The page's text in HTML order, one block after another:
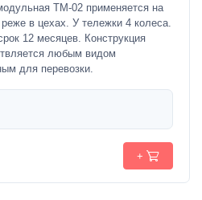
ТМ-02 применяется на
в цехах. У тележки 4 колеса.
12 месяцев. Конструкция
любым видом
для перевозки.
+